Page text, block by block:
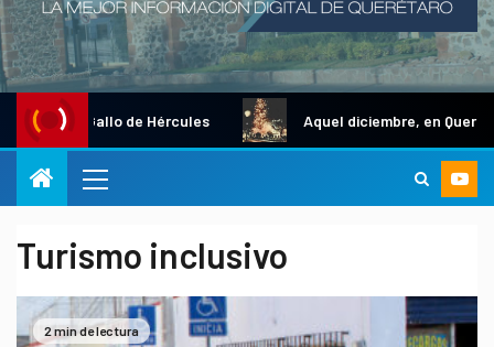
Gallo de Hércules Aquel diciembre, en Querétaro
Turismo inclusivo
2 min de lectura